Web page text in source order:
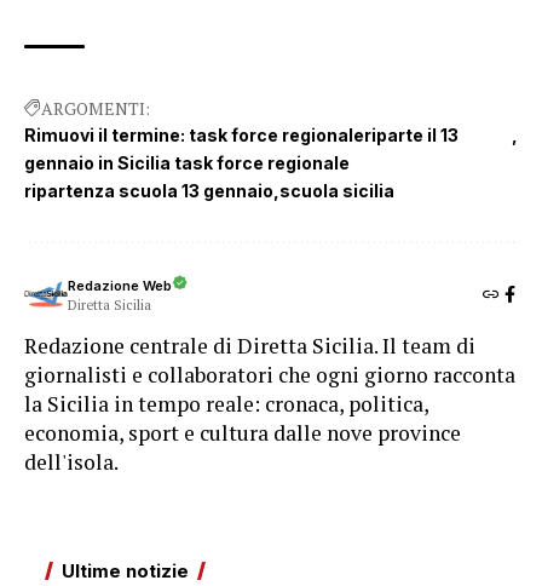
ARGOMENTI:
Rimuovi il termine: task force regionaleriparte il 13
gennaio in Sicilia task force regionale
ripartenza scuola 13 gennaio scuola sicilia
Redazione Web
Diretta Sicilia
Redazione centrale di Diretta Sicilia. Il team di
giornalisti e collaboratori che ogni giorno racconta
la Sicilia in tempo reale: cronaca, politica,
economia, sport e cultura dalle nove province
dell'isola.
Ultime notizie